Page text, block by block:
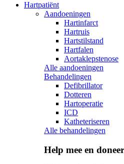
Hartpatiënt
Aandoeningen
Hartinfarct
Hartruis
Hartstilstand
Hartfalen
Aortaklepstenose
Alle aandoeningen
Behandelingen
Defibrillator
Dotteren
Hartoperatie
ICD
Katheteriseren
Alle behandelingen
Help mee en doneer